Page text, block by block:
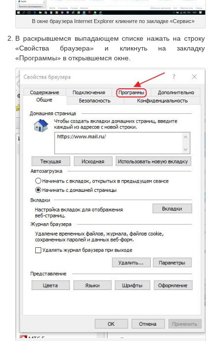
В окне браузера Internet Explorer кликните по закладке «Сервис»
В раскрывшемся выпадающем списке нажать на строку
«Свойства браузера» и кликнуть на закладку
«Программы» в открывшемся окне.